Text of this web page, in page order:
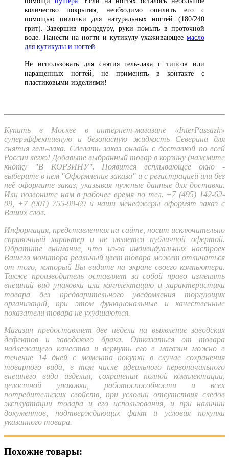
количество покрытия, необходимо опилить его с
помощью пилочки для натуральных ногтей (180/240
грит). Завершив процедуру, руки помыть в проточной
воде. Нанести на ногти и кутикулу ухаживающее масло
для кутикулы и ногтей
Не использовать для снятия гель-лака с типсов или
наращенных ногтей, не применять в контакте с
пластиковыми изделиями!
Купить в Москве в интернет-магазине «InterPassazh»
суперэффективную и безопасную жидкость Северина для
снятия гель-лака. Сделать заказ онлайн с доставкой по всей
России легко! Добавьте выбранный товар в корзину (нажмите
кнопку "В КОРЗИНУ". Появится всплывающее окно -
выберите в нем "Оформление заказа" и с регистрацией или без
неё оформите заказ, указывая нужные данные для доставки.
Или позвоните нам в рабочее время по тел. +7 (495) 142-62-
09, +7 (901) 755-99-69 и наши менеджеры оформят заказ с
Ваших слов.
Информация, представленная на сайте, носит исключительно
справочный характер и не является публичной офертой.
Обратите внимание, что из-за индивидуальных настроек
Вашего монитора реальный цвет товара может отличаться
от того, который Вы видите на экране своего компьютера.
Также производитель оставляет за собой право изменять
внешний вид упаковки или комплектацию и характеристики
товара без предварительного уведомления торгующих
организаций, при этом функциональные и качественные
показатели товара не ухудшаются.
Магазин предоставляет две недели на выявление заводских
дефектов и заводского брака. Отказаться от товара
надлежащего качества и вернуть его в магазин можно в
течение 14 дней с момента покупки в случае сохранения
товарного вида, в том числе идеального первоначального
внешнего вида изделия, сохранения полной комплектации,
целостной упаковки, работоспособности и всех
потребительских свойств, при условии отсутствия следов
эксплуатации товара и его использования, и при наличии
документов, подтверждающих факт и условия покупки
указанного товара.
Похожие товары: